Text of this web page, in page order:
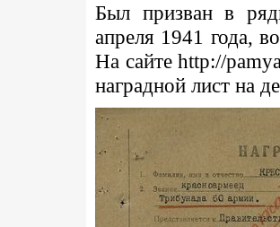
Был призван в
апреля 1941 года,
На сайте http://
наградной лист на